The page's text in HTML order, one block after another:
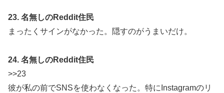
23. 名無しのReddit住民
まったくサインがなかった。隠すのがうまいだけ。
24. 名無しのReddit住民
>>23
彼が私の前でSNSを使わなくなった。特にInstagramのリ